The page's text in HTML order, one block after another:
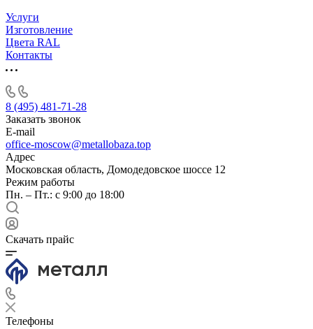
Услуги
Изготовление
Цвета RAL
Контакты
8 (495) 481-71-28
Заказать звонок
E-mail
office-moscow@metallobaza.top
Адрес
Московская область, Домодедовское шоссе 12
Режим работы
Пн. – Пт.: с 9:00 до 18:00
Скачать прайс
Телефоны